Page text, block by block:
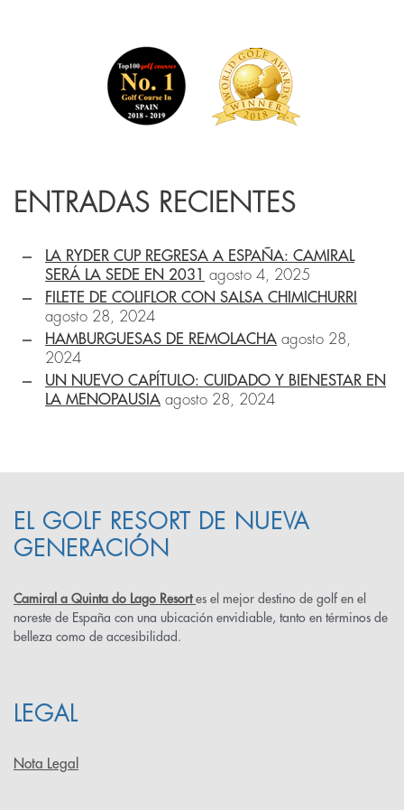
ENTRADAS RECIENTES
LA RYDER CUP REGRESA A ESPAÑA: CAMIRAL
SERÁ LA SEDE EN 2031
agosto 4, 2025
FILETE DE COLIFLOR CON SALSA CHIMICHURRI
agosto 28, 2024
HAMBURGUESAS DE REMOLACHA agosto 28,
2024
UN NUEVO CAPÍTULO: CUIDADO Y BIENESTAR EN
LA MENOPAUSIA agosto 28, 2024
EL GOLF RESORT DE NUEVA
GENERACIÓN
Camiral a Quinta do Lago Resort es el mejor destino de golf en el
noreste de España con una ubicación envidiable, tanto en términos de
belleza como de accesibilidad.
LEGAL
Nota Legal